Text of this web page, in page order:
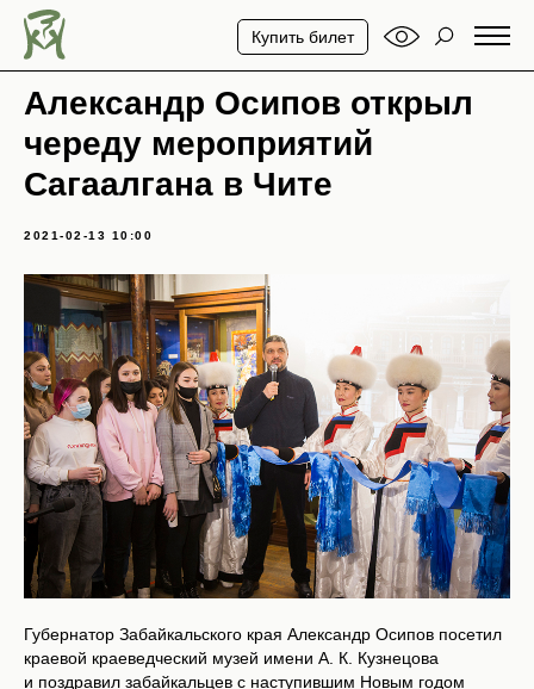
Купить билет
Александр Осипов открыл
череду мероприятий
Сагаалгана в Чите
2021-02-13 10:00
Губернатор Забайкальского края Александр Осипов посетил
краевой краеведческий музей имени А. К. Кузнецова
и поздравил забайкальцев с наступившим Новым годом